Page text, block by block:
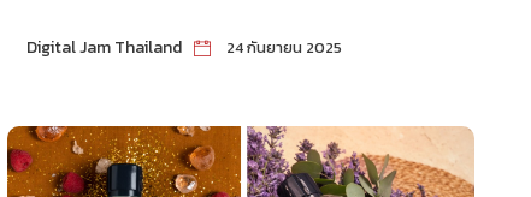
Digital Jam Thailand 24 กันยายน 2025